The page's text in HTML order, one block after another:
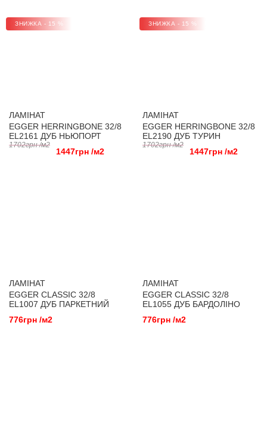
ЗНИЖКА - 15 %
ЛАМІНАТ
EGGER HERRINGBONE 32/8
EL2161 ДУБ НЬЮПОРТ
КРЕМОВИЙ
1702грн /м2
1447грн /м2
ЗНИЖКА - 15 %
ЛАМІНАТ
EGGER HERRINGBONE 32/8
EL2190 ДУБ ТУРИН
1702грн /м2
1447грн /м2
ЛАМІНАТ
EGGER CLASSIC 32/8
EL1007 ДУБ ПАРКЕТНИЙ
776грн /м2
ЛАМІНАТ
EGGER CLASSIC 32/8
EL1055 ДУБ БАРДОЛІНО
776грн /м2